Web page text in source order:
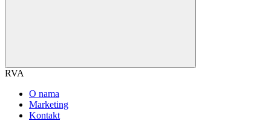
RVA
O nama
Marketing
Kontakt